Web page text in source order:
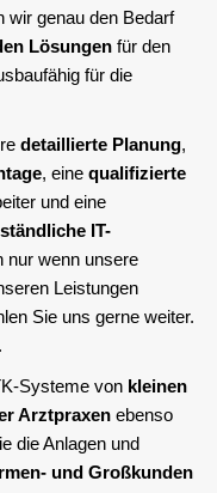
wir genau den Bedarf
Lösungen für den
für die
detaillierte Planung,
, eine qualifizierte
und eine
IT-
nur wenn unsere
Leistungen
Sie uns gerne weiter.
Systeme von kleinen
Arztpraxen ebenso
die Anlagen und
und Großkunden